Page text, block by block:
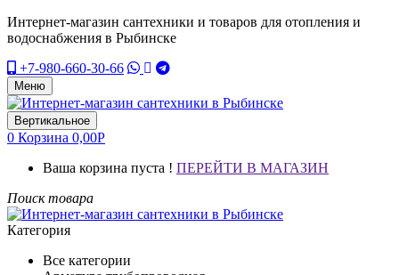
Интернет-магазин сантехники и товаров для отопления и
водоснабжения в Рыбинске
+7-980-660-30-66
Меню
Вертикальное
0 Корзина 0,00Р
Ваша корзина пуста ! ПЕРЕЙТИ В МАГАЗИН
Поиск товара
Категория
Все категории